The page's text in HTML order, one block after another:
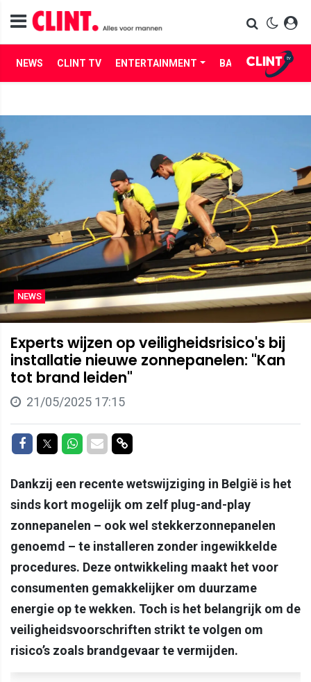
NEWS CLINT TV ENTERTAINMENT BABES LIFE
NEWS
Experts wijzen op veiligheidsrisico's bij
installatie nieuwe zonnepanelen: "Kan
tot brand leiden"
21/05/2025 17:15
Delen op Facebook
Delen op Twitter
Delen op Whatsapp
Delen via Mail
Delen via link
Dankzij een recente wetswijziging in België is het
sinds kort mogelijk om zelf plug-and-play
zonnepanelen – ook wel stekkerzonnepanelen
genoemd – te installeren zonder ingewikkelde
procedures. Deze ontwikkeling maakt het voor
consumenten gemakkelijker om duurzame
energie op te wekken. Toch is het belangrijk om de
veiligheidsvoorschriften strikt te volgen om
risico’s zoals brandgevaar te vermijden.